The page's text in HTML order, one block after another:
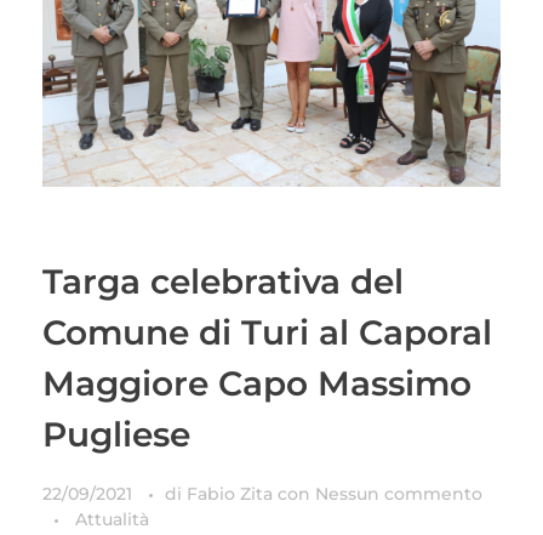
Targa celebrativa del
Comune di Turi al Caporal
Maggiore Capo Massimo
Pugliese
22/09/2021 di Fabio Zita con Nessun commento
Attualità